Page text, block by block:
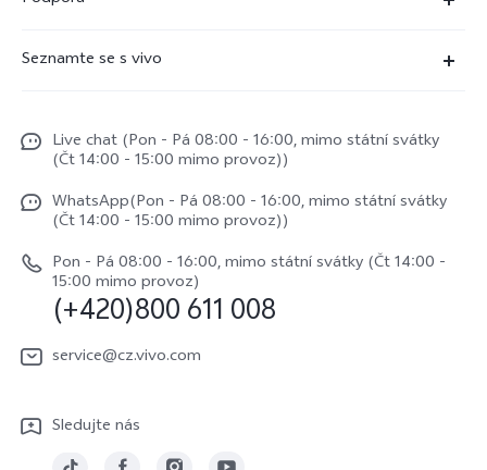
X300
V50
Y29s
vivo Buds Air3
Funtouch OS
Ověření IMEI
Požádat o opravu
Aktualizace systému
Uživatelský manuál
Protokol aktualizace
Stáhnout LUT pro obnovu Log
Seznamte se s vivo
Život ve vivo
Etiketa ve vivo
O nás
Právní upozornění
Udržitelnost
Centrum ochrany osobních údajů vivo
Live chat (Pon - Pá 08:00 - 16:00, mimo státní svátky
(Čt 14:00 - 15:00 mimo provoz))
WhatsApp(Pon - Pá 08:00 - 16:00, mimo státní svátky
(Čt 14:00 - 15:00 mimo provoz))
Pon - Pá 08:00 - 16:00, mimo státní svátky (Čt 14:00 -
15:00 mimo provoz)
(+420)800 611 008
service@cz.vivo.com
Sledujte nás